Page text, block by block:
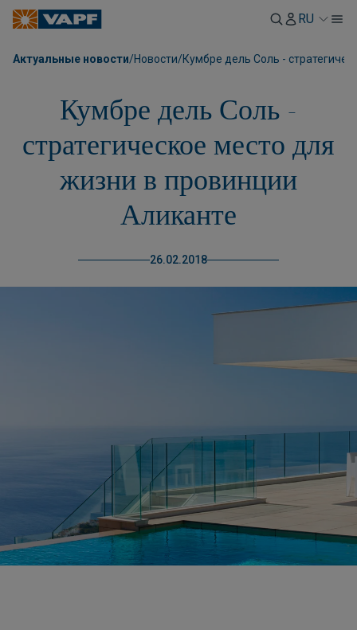
RU
Актуальные новости/Новости/Кумбре дель Соль -
Кумбре дель Соль -
стратегическое место для
жизни в провинции
Аликанте
26.02.2018